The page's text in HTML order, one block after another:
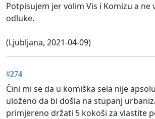
Potpisujem jer volim Vis i Komizu a ne
odluke.
(Ljubljana, 2021-04-09)
#274
Čini mi se da u komiška sela nije
uloženo da bi došla na stupanj
primjereno držati 5 kokoši za vlastite